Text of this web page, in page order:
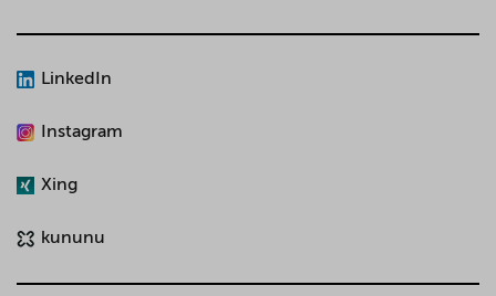
LinkedIn
Instagram
Xing
kununu